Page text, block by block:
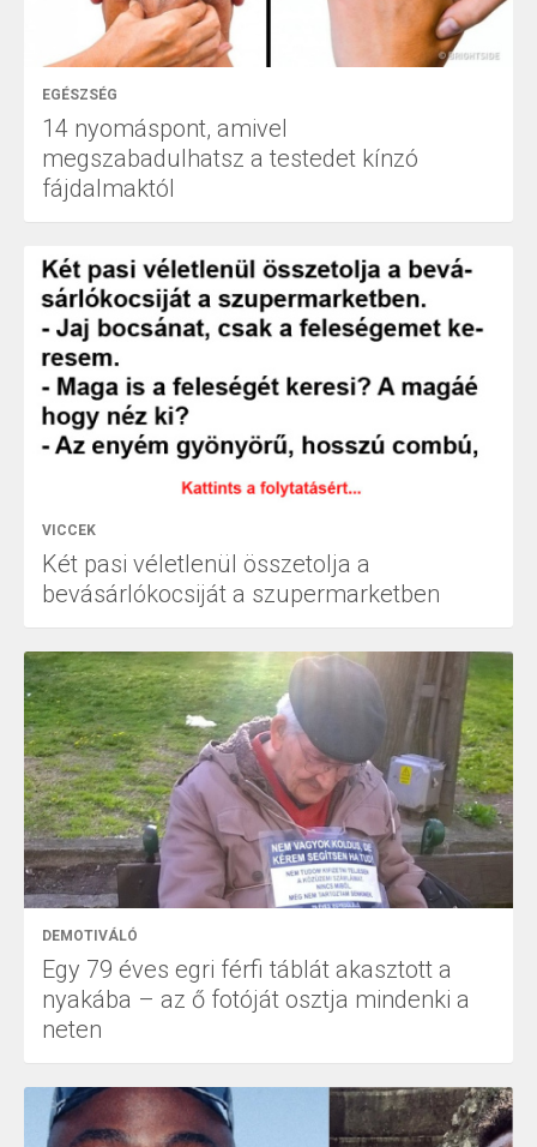
EGÉSZSÉG
14 nyomáspont, amivel
megszabadulhatsz a testedet kínzó
fájdalmaktól
VICCEK
Két pasi véletlenül összetolja a
bevásárlókocsiját a szupermarketben
DEMOTIVÁLÓ
Egy 79 éves egri férfi táblát akasztott a
nyakába – az ő fotóját osztja mindenki a
neten